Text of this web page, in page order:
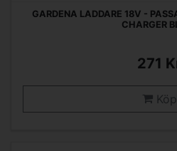
GARDENA LADDARE 18V -
CHARGER
271
Köp